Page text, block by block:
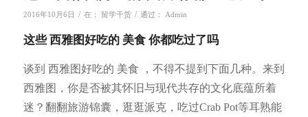
2016年10月6日 / 在： 留学干货 / 通过： Admin
这些 西雅图好吃的 美食 你都吃过了吗
谈到 西雅图好吃的 美食 ，不得不提到下面几种。来到
西雅图，你是否被其怀旧与现代共存的文化底蕴所着
迷？翻翻旅游锦囊，逛逛派克，吃过Crab Pot等耳熟能